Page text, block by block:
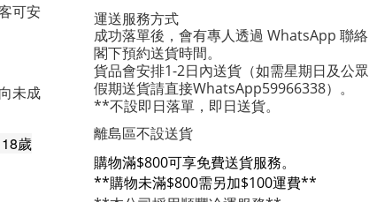
可安
未成
歲
運送服務方式
成功落單後，會有專人透過 WhatsApp 聯絡
閣下預約送貨時間。
貨品會安排1-2日內送貨 （如需星期日及公眾
假期送貨請直接WhatsApp59966338）。
**不設即日落單，即日送貨。
離島區不設送貨
購物滿$800可享免費送貨服務。
**購物未滿$800需另加$100運費**